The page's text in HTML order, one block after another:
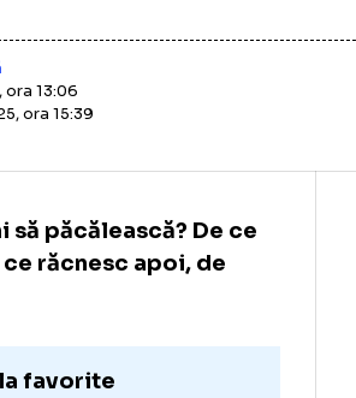
ora 15:39
să păcălească? De ce
De ce răcnesc apoi, de